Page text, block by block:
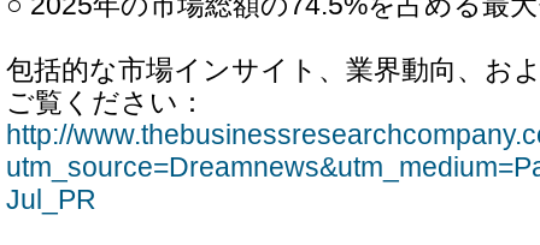
包括的な市場インサイト、業界動向、お
ご覧ください：
http://
Jul_PR